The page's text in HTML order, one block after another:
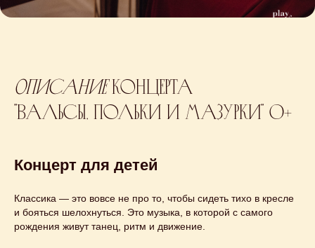
Описаниеконцерта
"Вальсы, польки и мазурки" 0+
Концерт для детей
Классика — это вовсе не про то, чтобы сидеть тихо в кресле
и бояться шелохнуться. Это музыка, в которой с самого
рождения живут танец, ритм и движение.